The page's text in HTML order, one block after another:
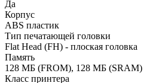
Да
Корпус
ABS пластик
Тип печатающей головки
Flat Head (FH) - плоская головка
Память
128 МБ (FROM), 128 МБ (SRAM)
Класс принтера